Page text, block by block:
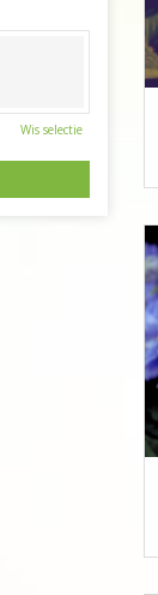
Wis selectie